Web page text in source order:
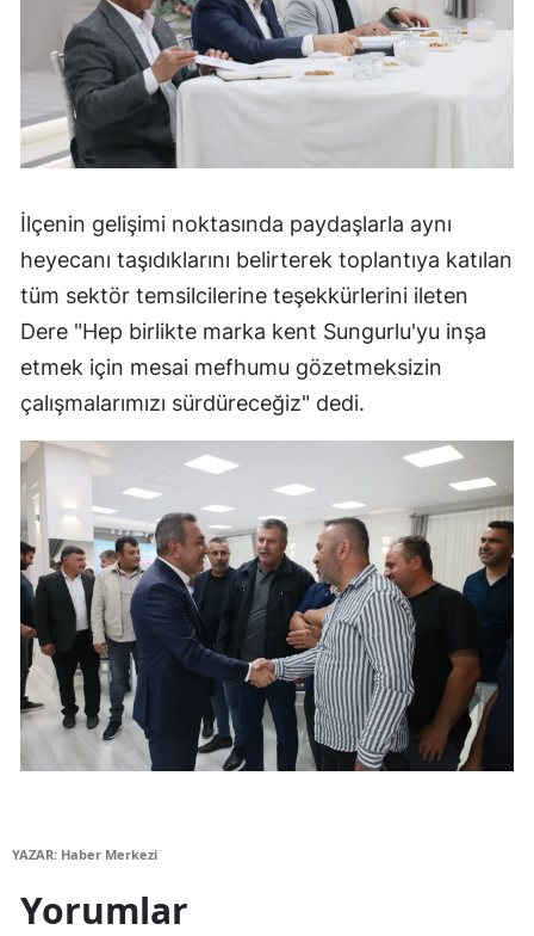
Muş
Nevşehir
Rize
Sakarya
Samsun
Siirt
Tekirdağ
Tokat
Trabzon
Tunceli
Şanlıurfa
Uşak
İlçenin gelişimi noktasında paydaşlarla aynı
heyecanı taşıdıklarını belirterek toplantıya katılan
tüm sektör temsilcilerine teşekkürlerini ileten
Dere "Hep birlikte marka kent Sungurlu'yu inşa
etmek için mesai mefhumu gözetmeksizin
çalışmalarımızı sürdüreceğiz" dedi.
YAZAR: Haber Merkezi
Yorumlar